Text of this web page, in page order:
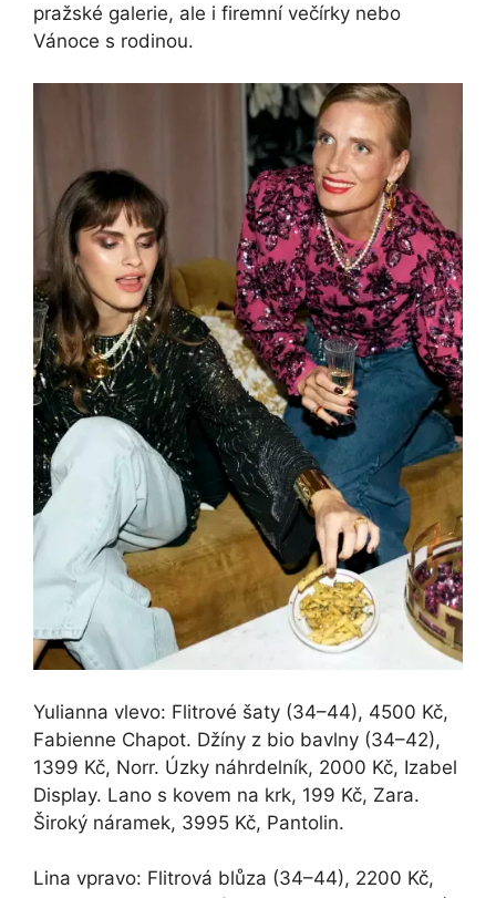
pražské galerie, ale i firemní večírky nebo
Vánoce s rodinou.
Yulianna vlevo: Flitrové šaty (34–44), 4500 Kč,
Fabienne Chapot. Džíny z bio bavlny (34–42),
1399 Kč, Norr. Úzky náhrdelník, 2000 Kč, Izabel
Display. Lano s kovem na krk, 199 Kč, Zara.
Široký náramek, 3995 Kč, Pantolin.
Lina vpravo: Flitrová blůza (34–44), 2200 Kč,